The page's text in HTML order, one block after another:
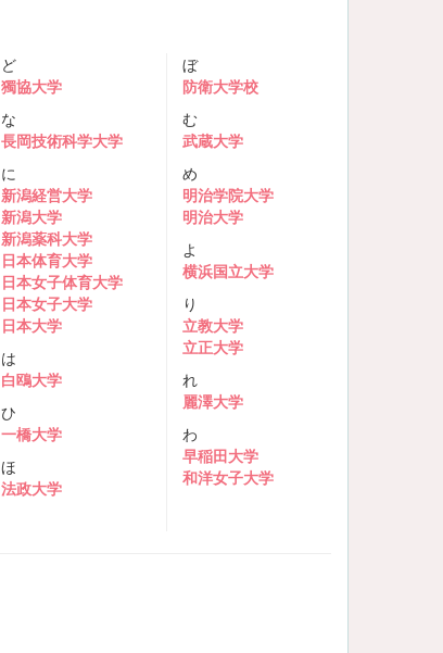
ど
獨協大学
な
長岡技術科学大学
に
新潟経営大学
新潟大学
新潟薬科大学
日本体育大学
日本女子体育大学
日本女子大学
日本大学
は
白鴎大学
ひ
一橋大学
ほ
法政大学
ぼ
防衛大学校
む
武蔵大学
め
明治学院大学
明治大学
よ
横浜国立大学
り
立教大学
立正大学
れ
麗澤大学
わ
早稲田大学
和洋女子大学